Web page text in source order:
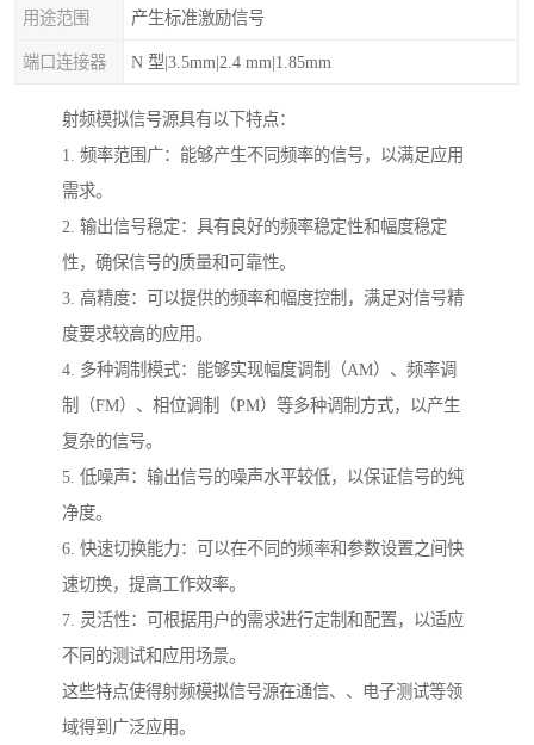
用途范围 产生标准激励信号
端口连接器 N 型|3.5mm|2.4 mm|1.85mm
射频模拟信号源具有以下特点：
1. 频率范围广：能够产生不同频率的信号，以满足应用
需求。
2. 输出信号稳定：具有良好的频率稳定性和幅度稳定
性，确保信号的质量和可靠性。
3. 高精度：可以提供的频率和幅度控制，满足对信号精
度要求较高的应用。
4. 多种调制模式：能够实现幅度调制（AM）、频率调
制（FM）、相位调制（PM）等多种调制方式，以产生
复杂的信号。
5. 低噪声：输出信号的噪声水平较低，以保证信号的纯
净度。
6. 快速切换能力：可以在不同的频率和参数设置之间快
速切换，提高工作效率。
7. 灵活性：可根据用户的需求进行定制和配置，以适应
不同的测试和应用场景。
这些特点使得射频模拟信号源在通信、、电子测试等领
域得到广泛应用。